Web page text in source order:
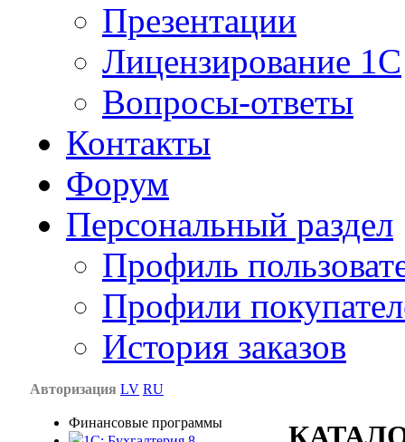
Презентации
Лицензирование 1С
Вопросы-ответы
Контакты
Форум
Персональный раздел
Профиль
Профили
История заказов
Авторизация LV RU
Финансовые программы